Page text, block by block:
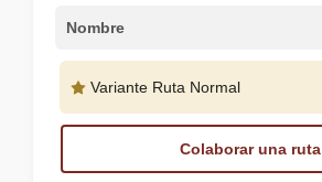
Nombre
Variante Ruta Normal
Colaborar una ruta